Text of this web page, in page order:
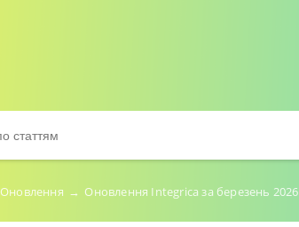
Оновлення → Оновлення Integrica за березень 2026